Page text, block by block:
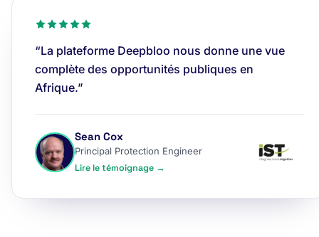
“La plateforme Deepbloo nous donne une vue
complète des opportunités publiques en
Afrique.”
Sean Cox
Principal Protection Engineer
Lire le témoignage →